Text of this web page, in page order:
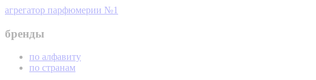
агрегатор парфюмерии №1
бренды
по алфавиту
по странам